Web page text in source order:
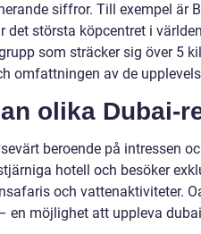
siffror. Till exempel är
det största köpcentret i
som sträcker sig över 5
omfattningen av de
olika Dubai-
beroende på intressen
hotell och besöker
och vattenaktiviteter.
en möjlighet att uppleva